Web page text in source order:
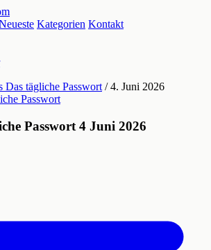
Kategorien Kontakt
Das tägliche Passwort / 4. Juni 2026
Passwort
Passwort 4 Juni 2026